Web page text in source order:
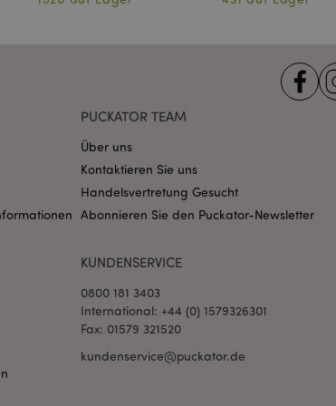
PUCKATOR TEAM
Über uns
Kontaktieren Sie uns
Handelsvertretung Gesucht
Abonnieren Sie den Puckator-Newsletter
KUNDENSERVICE
0800 181 3403
International: +44 (0) 1579326301
Fax: 01579 321520
kundenservice@puckator.de
mage-messages
mage-cache-sessid
Adobe Inc.
X-Magento-Vary
www.puckator.de